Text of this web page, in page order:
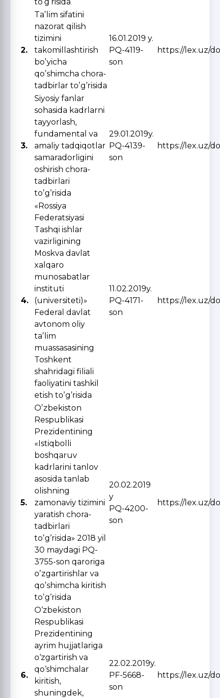
2.
Taʼlim sifatini
nazorat qilish
tizimini
takomillashtirish
boʼyicha
qoʼshimcha chora-
tadbirlar toʼgʼrisida
16.01.2019 y.
PQ-4119-
son
https://lex.uz/
3.
Siyosiy fanlar
sohasida kadrlarni
tayyorlash,
fundamental va
amaliy tadqiqotlar
samaradorligini
oshirish chora-
tadbirlari
toʼgʼrisida
29.01.2019y.
PQ-4139-
son
https://lex.uz/
4.
«Rossiya
Federatsiyasi
Tashqi ishlar
vazirligining
Moskva davlat
xalqaro
munosabatlar
instituti
(universiteti)»
Federal davlat
avtonom oliy
taʼlim
muassasasining
Toshkent
shahridagi filiali
faoliyatini tashkil
etish toʼgʼrisida
11.02.2019y.
PQ-4171-
son
https://lex.uz/
5.
Oʼzbekiston
Respublikasi
Prezidentining
«Istiqbolli
boshqaruv
kadrlarini tanlov
asosida tanlab
olishning
zamonaviy tizimini
yaratish chora-
tadbirlari
toʼgʼrisida» 2018 yil
30 maydagi PQ-
3755-son qaroriga
oʼzgartirishlar va
qoʼshimcha kiritish
toʼgʼrisida
20.02.2019
y
PQ-4200-
son
https://lex.uz/
6.
O‘zbekiston
Respublikasi
Prezidentining
ayrim hujjatlariga
o‘zgartirish va
qo‘shimchalar
kiritish,
shuningdek,
22.02.2019y.
PF-5668-
son
https://lex.uz/